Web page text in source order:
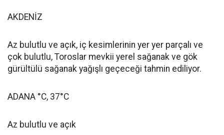
AKDENİZ
Az bulutlu ve açık, iç kesimlerinin yer yer parçalı ve
çok bulutlu, Toroslar mevkii yerel sağanak ve gök
gürültülü sağanak yağışlı geçeceği tahmin ediliyor.
ADANA °C, 37°C
Az bulutlu ve açık